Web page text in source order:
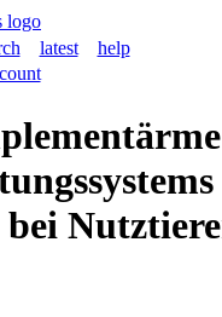
latest
help